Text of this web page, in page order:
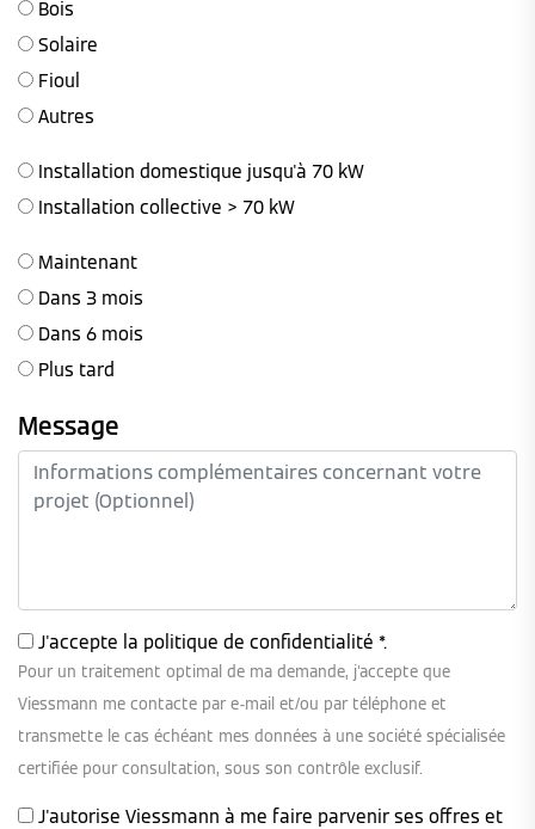
Bois
Solaire
Fioul
Autres
Installation domestique jusqu'à 70 kW
Installation collective > 70 kW
Maintenant
Dans 3 mois
Dans 6 mois
Plus tard
Message
J'accepte la politique de confidentialité *.
Pour un traitement optimal de ma demande, j'accepte que
Viessmann me contacte par e-mail et/ou par téléphone et
transmette le cas échéant mes données à une société spécialisée
certifiée pour consultation, sous son contrôle exclusif.
J'autorise Viessmann à me faire parvenir ses offres et